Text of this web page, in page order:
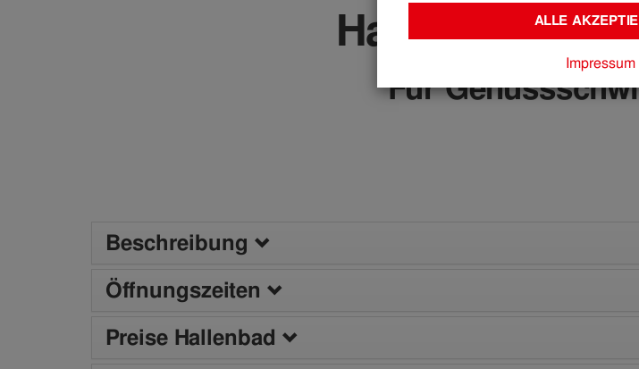
Hallenbad
Für
Beschreibung
Öffnungszeiten
Preise Hallenbad
ALLE
Impressum